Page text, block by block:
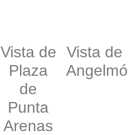
Vista de
Plaza
de
Punta
Arenas
Vista de
Angelmó